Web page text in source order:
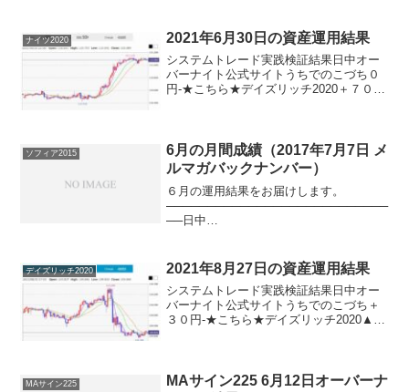
ナイツ2020 2021年6月30日の資産運用結果
システムトレード実践検証結果日中オー
バーナイト公式サイトうちでのこづち０
円-★こちら★デイズリッチ2020＋７０
2...
ソフィア2015
6月の月間成績（2017年7月7日 メ
ルマガバックナンバー）
６月の運用結果をお届けします。
───────────────────────────
──日中
６０円パターントレード２０１７・・・
＋１１０円（２７日～...
デイズリッチ2020 2021年8月27日の資産運用結果
システムトレード実践検証結果日中オー
バーナイト公式サイトうちでのこづち＋
３０円-★こちら★デイズリッチ2020▲３
チ...
MAサイン225
MAサイン225 6月12日オーバーナ